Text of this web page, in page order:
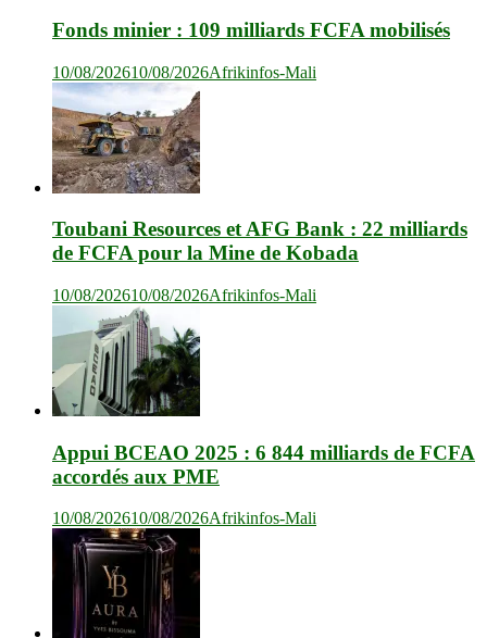
Fonds minier : 109 milliards FCFA mobilisés
10/08/202610/08/2026Afrikinfos-Mali
Toubani Resources et AFG Bank : 22 milliards
de FCFA pour la Mine de Kobada
10/08/202610/08/2026Afrikinfos-Mali
Appui BCEAO 2025 : 6 844 milliards de FCFA
accordés aux PME
10/08/202610/08/2026Afrikinfos-Mali